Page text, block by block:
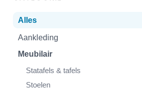
Alles
Aankleding
Meubilair
Statafels & tafels
Stoelen